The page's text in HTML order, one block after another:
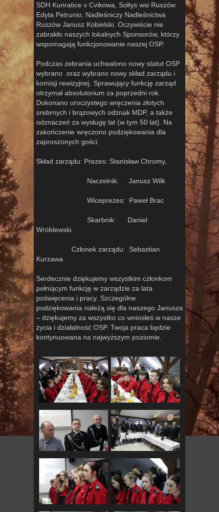
SDH Kunratice v Cvikowa, Sołtys wsi Ruszów
Edyta Petrunio, Nadleśniczy Nadleśnictwa
Ruszów Janusz Kobielski. Oczywiście nie
zabrakło naszych lokalnych Sponsorów, którzy
wspomagają funkcjonowanie naszej OSP.
Podczas zebrania uchwalono nowy statut OSP
wybrano oraz wybrano nowy skład zarządu i
komisji rewizyjnej. Sprawujący funkcję zarząd
otrzymał absolutorium za poprzedni rok.
Dokonano uroczystego wręczenia złotych
srebrnych i brązowych odznak MDP, a także
odznaczeń za wysługę lat (w tym 50 lat). Na
zakończenie wręczono podziękowania dla
zaproszonych gości.
Skład zarządu: Prezes: Stanisław Chromy,
Naczelnik: Janusz Wilk
Wiceprezes: Paweł Brac
Skarbnik: Daniel
Wróblewski
Członek zarządu: Sebastian
Kurzawa
Serdecznie dziękujemy wszystkim członkom
pełniącym funkcję w zarządzie za lata
poświęcenia i pracy. Szczególne
podziękowania należą się dla naszego Janusza
– dziękujemy za wszystko co wniosłeś w nasze
życia i działalność OSP. Twoja praca będzie
kontynuowana na najwyższym poziomie.